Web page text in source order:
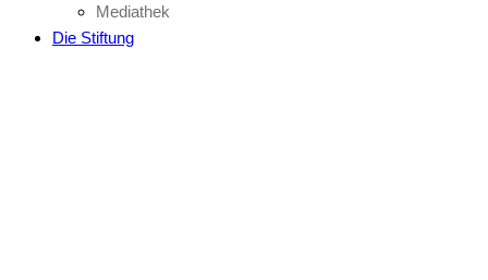
Mediathek
Die Stiftung